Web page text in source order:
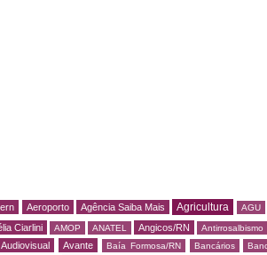
Aeroporto Agência Saiba Mais Agricultura AGU
Ciarlini AMOP ANATEL Angicos/RN Antirrosalbismo
Audiovisual Avante Baía Formosa/RN Bancários